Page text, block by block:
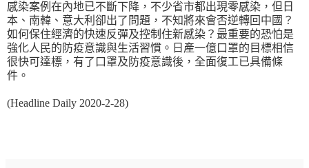
感染案例在內地已不斷下降，不少省市都出現零感染，但日
本、南韓、意大利卻出了問題，不知將來會否逆轉回中國？
如何保住經濟的快速反彈及控制住新感染？最重要的恐怕是
強化人民的防疫意識與生活習慣。日產一億口罩的目標相信
很快可達標，有了口罩及防疫意識後，全面復工已具備條
件。
(Headline Daily 2020-2-28)